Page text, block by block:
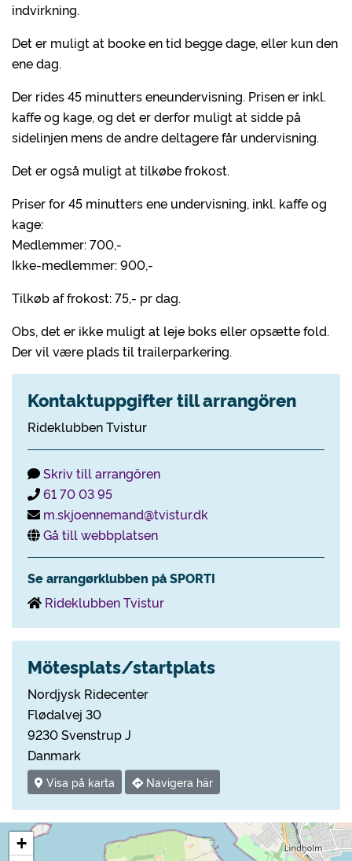
indvirkning.
Det er muligt at booke en tid begge dage, eller kun den
ene dag.
Der rides 45 minutters eneundervisning. Prisen er inkl.
kaffe og kage, og det er derfor muligt at sidde på
sidelinjen mens de andre deltagere får undervisning.
Det er også muligt at tilkøbe frokost.
Priser for 45 minutters ene undervisning, inkl. kaffe og
kage:
Medlemmer: 700,-
Ikke-medlemmer: 900,-
Tilkøb af frokost: 75,- pr dag.
Obs, det er ikke muligt at leje boks eller opsætte fold.
Der vil være plads til trailerparkering.
Kontaktuppgifter till arrangören
Rideklubben Tvistur
Skriv till arrangören
61 70 03 95
m.skjoennemand@tvistur.dk
Gå till webbplatsen
Se arrangørklubben på SPORTI
Rideklubben Tvistur
Mötesplats/startplats
Nordjysk Ridecenter
Flødalvej 30
9230 Svenstrup J
Danmark
Visa på karta Navigera här
+